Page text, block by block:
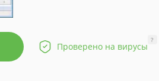
Проверено на вирусы
?